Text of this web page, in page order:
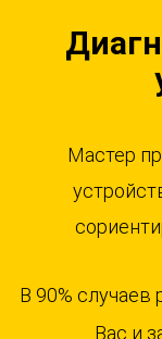
Мастер
В 90% случаев
Вас и